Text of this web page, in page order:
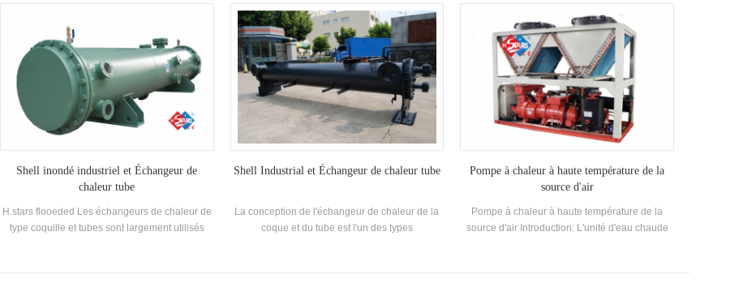
fluide frigorigène, en conséquence, l'efficacité
réfrigérant liquide est entièrement séparés afin
d'éviter que le liquide de marteau. La
performance de l'ensemble de la machine est
efficace, propreté, sécurité, économie d'énergie,
beau et durable.
mode, cooling mode and heat recovery mode
are all available. The power source is hot water
or steam.
doivent traiter un liquide chimique ou corrosif.
cet évaporateur aussiassurer une efficacité de
transfert de chaleur élevée.
Shell inondé industriel et Échangeur de
chaleur tube
H.stars flooeded Les échangeurs de chaleur de
type coquille et tubes sont largement utilisés
l'injection de moisissure, dans le cadre du
Shell Industrial et Échangeur de chaleur tube
La conception de l'échangeur de chaleur de la
coque et du tube est l'un des types
l'application Quand Un processus nécessite de
Pompe à chaleur à haute température de la
source d'air
Pompe à chaleur à haute température de la
source d'air Introduction: L'unité d'eau chaude
produire de l'eau chaude, qui est économe en